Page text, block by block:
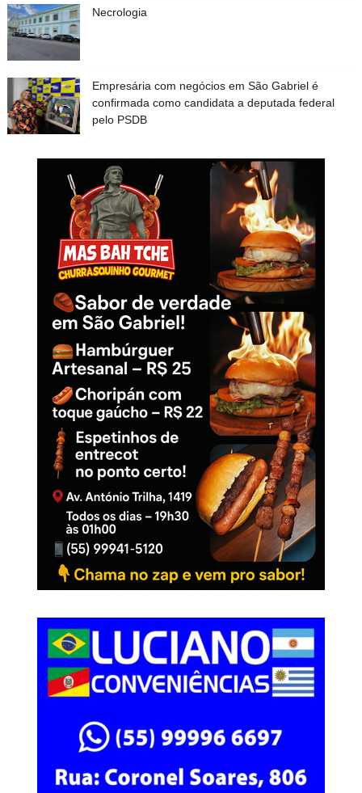
Necrologia
Empresária com negócios em São Gabriel é
confirmada como candidata a deputada federal
pelo PSDB